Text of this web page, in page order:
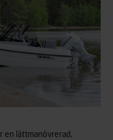
en lättmanövrerad,